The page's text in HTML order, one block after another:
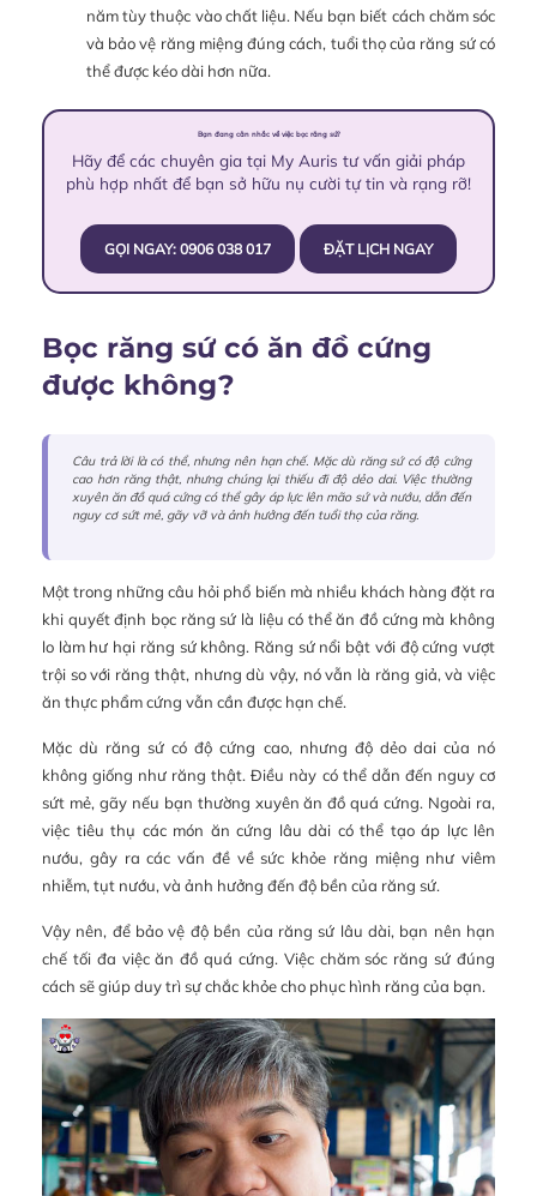
năm tùy thuộc vào chất liệu. Nếu bạn biết cách chăm sóc
và bảo vệ răng miệng đúng cách, tuổi thọ của răng sứ có
thể được kéo dài hơn nữa.
Bạn đang cân nhắc về việc bọc răng sứ?
Hãy để các chuyên gia tại My Auris tư vấn giải pháp
phù hợp nhất để bạn sở hữu nụ cười tự tin và rạng rỡ!
GỌI NGAY: 0906 038 017 ĐẶT LỊCH NGAY
Bọc răng sứ có ăn đồ cứng
được không?
Câu trả lời là có thể, nhưng nên hạn chế. Mặc dù răng sứ có độ cứng
cao hơn răng thật, nhưng chúng lại thiếu đi độ dẻo dai. Việc thường
xuyên ăn đồ quá cứng có thể gây áp lực lên mão sứ và nướu, dẫn đến
nguy cơ sứt mẻ, gãy vỡ và ảnh hưởng đến tuổi thọ của răng.
Một trong những câu hỏi phổ biến mà nhiều khách hàng đặt ra
khi quyết định bọc răng sứ là liệu có thể ăn đồ cứng mà không
lo làm hư hại răng sứ không. Răng sứ nổi bật với độ cứng vượt
trội so với răng thật, nhưng dù vậy, nó vẫn là răng giả, và việc
ăn thực phẩm cứng vẫn cần được hạn chế.
Mặc dù răng sứ có độ cứng cao, nhưng độ dẻo dai của nó
không giống như răng thật. Điều này có thể dẫn đến nguy cơ
sứt mẻ, gãy nếu bạn thường xuyên ăn đồ quá cứng. Ngoài ra,
việc tiêu thụ các món ăn cứng lâu dài có thể tạo áp lực lên
nướu, gây ra các vấn đề về sức khỏe răng miệng như viêm
nhiễm, tụt nướu, và ảnh hưởng đến độ bền của răng sứ.
Vậy nên, để bảo vệ độ bền của răng sứ lâu dài, bạn nên hạn
chế tối đa việc ăn đồ quá cứng. Việc chăm sóc răng sứ đúng
cách sẽ giúp duy trì sự chắc khỏe cho phục hình răng của bạn.